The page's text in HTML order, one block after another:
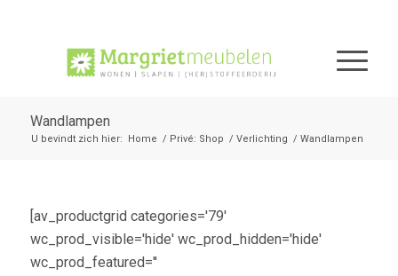
Wandlampen
U bevindt zich hier: Home / Privé: Shop / Verlichting / Wandlampen
[av_productgrid categories='79'
wc_prod_visible='hide' wc_prod_hidden='hide'
wc_prod_featured=''